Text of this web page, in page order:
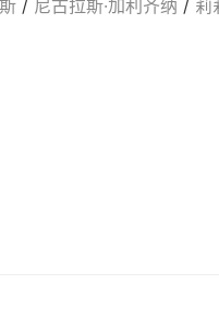
/ 尼古拉斯·加利齐纳 / 莉